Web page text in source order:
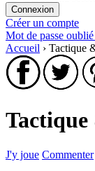
Créer un compte
Mot de passe
Accueil › Tactique
J'y joue Commenter